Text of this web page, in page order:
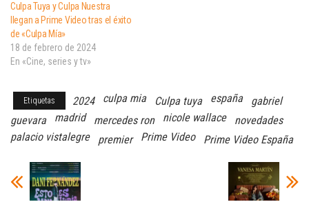
Culpa Tuya y Culpa Nuestra
llegan a Prime Video tras el éxito
de «Culpa Mía»
18 de febrero de 2024
En «Cine, series y tv»
Etiquetas 2024 culpa mia Culpa tuya españa
gabriel
guevara
madrid mercedes ron nicole wallace
novedades
palacio vistalegre
premier Prime Video Prime Video España